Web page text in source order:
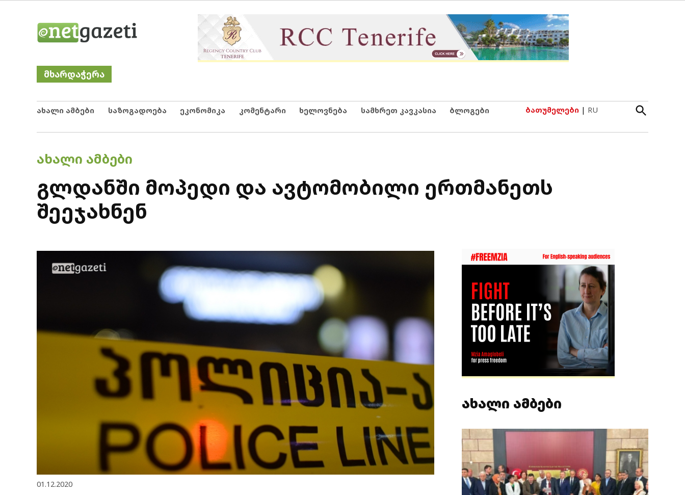
Netgazeti
მხარდაჭერა
ახალი ამბები საზოგადოება ეკონომიკა კომენტარი ხელოვნება სამხრეთ კავკასია ბლოგები ბათუმელები | RU
Open
Search
POSTED
ᲐᲮᲐᲚᲘ ᲐᲛᲑᲔᲑᲘ
გლდანში მოპედი და ავტომობილი ერთმანეთს
შეეჯახნენ
01.12.2020
ახალი ამბები